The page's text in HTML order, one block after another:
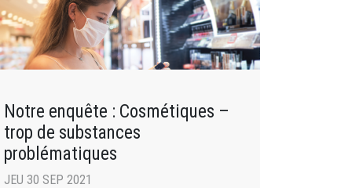
Notre enquête : Cosmétiques –
trop de substances
problématiques
JEU 30 SEP 2021